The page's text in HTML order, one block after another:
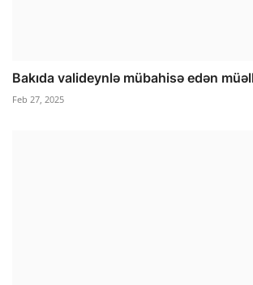
Bakıda valideynlə mübahisə edən
Feb 27, 2025